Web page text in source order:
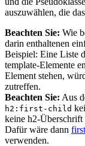
auszuwählen, die
Beachten Sie: Wie
darin enthaltenen
Beispiel: Eine Liste
template-Elemente
Element stehen,
zutreffen.
Beachten Sie: Aus
h2:first-child
keine h2-Überschrift
Dafür wäre dann
verwenden.